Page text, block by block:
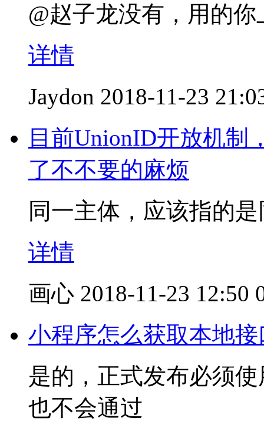
@赵子龙没有，用的
详情
Jaydon 2018-11-23
目前UnionID开放机制
了不不要的麻烦
同一主体，应该指的
详情
画心 2018-11-23 12:50
小程序怎么获取本地接
是的，正式发布必须
也不会通过